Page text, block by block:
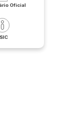
Oficial